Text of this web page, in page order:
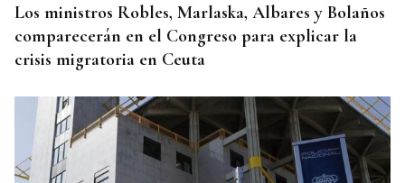
Los ministros Robles, Marlaska, Albares y Bolaños
comparecerán en el Congreso para explicar la
crisis migratoria en Ceuta